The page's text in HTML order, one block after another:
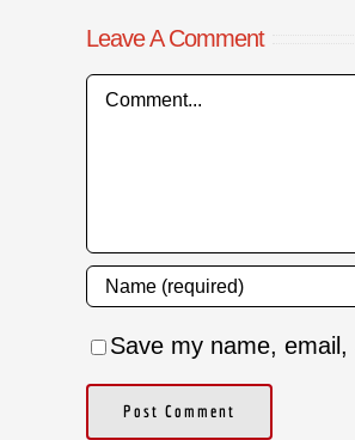
Leave A Comment
Comment
Save my name,